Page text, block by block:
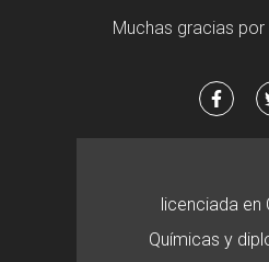
Muchas gracias
licenciada en
Químicas y